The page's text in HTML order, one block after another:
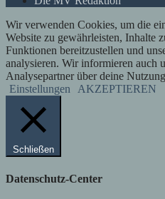
Wir verwenden Cookies, um die
Website zu gewährleisten, Inhalte
Funktionen bereitzustellen und
analysieren. Wir informieren auch
Analysepartner über deine
Einstellungen
AKZEPTIEREN
Schließen
Datenschutz-Center